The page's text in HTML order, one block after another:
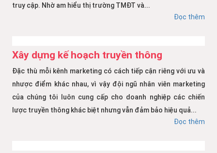
truy cập. Nhờ am hiểu thị trường TMĐT và...
Đọc thêm
Xây dựng kế hoạch truyền thông
Đặc thù mỗi kênh marketing có cách tiếp cận riêng với ưu và
nhược điểm khác nhau, vì vậy đội ngũ nhân viên marketing
của chúng tôi luôn cung cấp cho doanh nghiệp các chiến
lược truyền thông khác biệt nhưng vẫn đảm bảo hiệu quả...
Đọc thêm